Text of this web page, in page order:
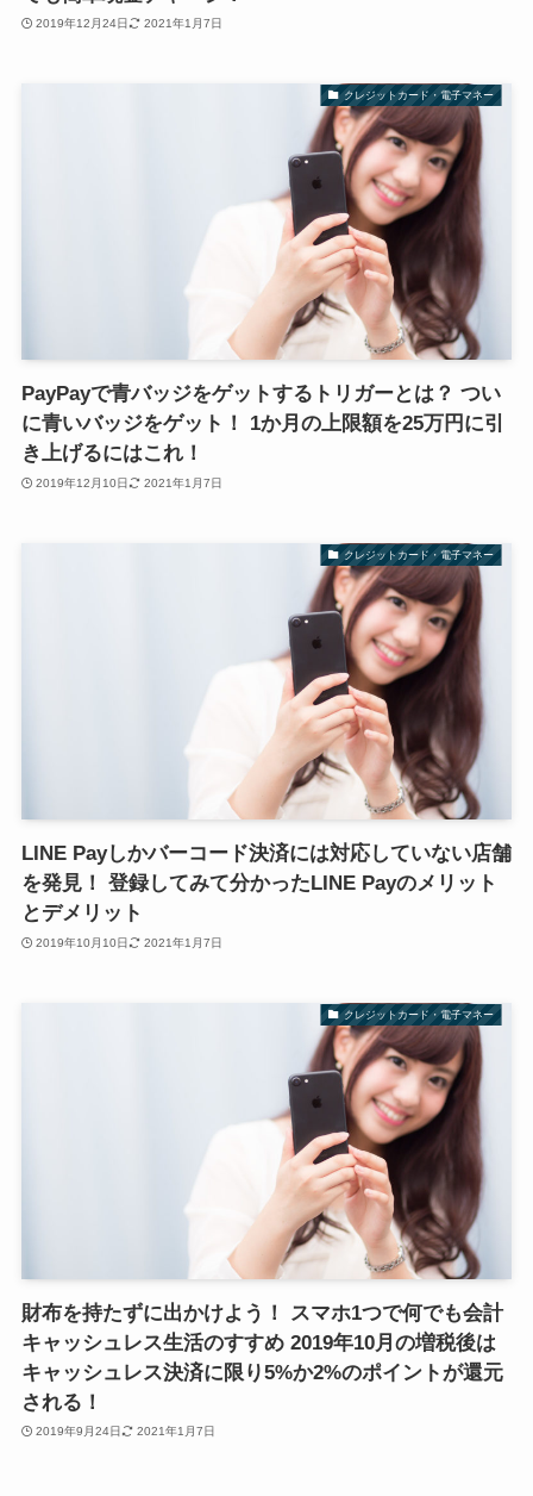
2019年12月24日 2021年1月7日
クレジットカード・電子マネー
PayPayで青バッジをゲットするトリガーとは？ つい
に青いバッジをゲット！ 1か月の上限額を25万円に引
き上げるにはこれ！
2019年12月10日 2021年1月7日
クレジットカード・電子マネー
LINE Payしかバーコード決済には対応していない店舗
を発見！ 登録してみて分かったLINE Payのメリット
とデメリット
2019年10月10日 2021年1月7日
クレジットカード・電子マネー
財布を持たずに出かけよう！ スマホ1つで何でも会計
キャッシュレス生活のすすめ 2019年10月の増税後は
キャッシュレス決済に限り5%か2%のポイントが還元
される！
2019年9月24日 2021年1月7日